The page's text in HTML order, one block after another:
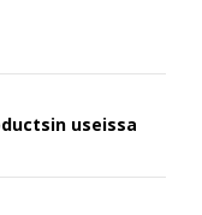
useissa